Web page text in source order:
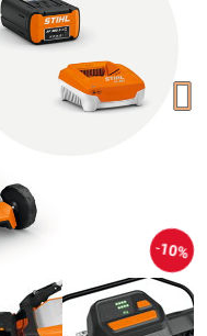
10%